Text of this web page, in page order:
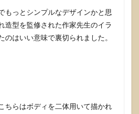
もっとシンプルなデザインかと思
造型を監修された作家先生のイラ
のはいい意味で裏切られました。
ちらはボディを二体用いて描かれ